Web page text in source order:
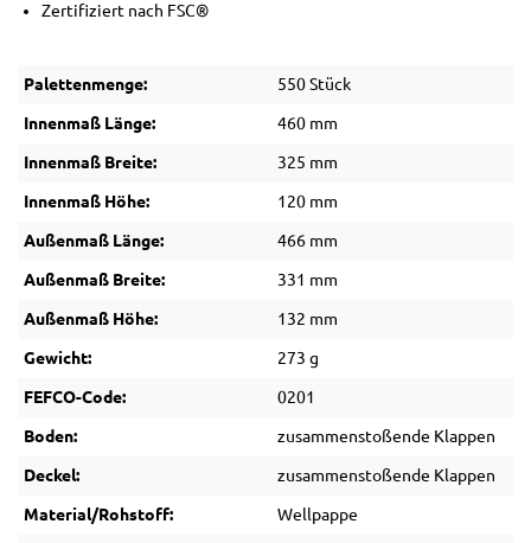
Zertifiziert nach FSC®
Palettenmenge: 550 Stück
Innenmaß Länge: 460 mm
Innenmaß Breite: 325 mm
Innenmaß Höhe: 120 mm
Außenmaß Länge: 466 mm
Außenmaß Breite: 331 mm
Außenmaß Höhe: 132 mm
Gewicht: 273 g
FEFCO-Code: 0201
Boden: zusammenstoßende Klappen
Deckel: zusammenstoßende Klappen
Material/Rohstoff: Wellpappe